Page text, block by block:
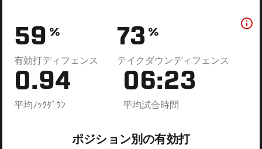
59 %
有効打ディフェンス
73 %
テイクダウンディフェンス
0.94
平均ﾉｯｸﾀﾞｳﾝ
06:23
平均試合時間
ポジション別の有効打